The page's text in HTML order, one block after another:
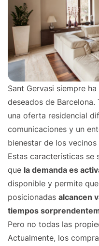
Sant Gervasi siempre
deseados de
una oferta residencial
comunicaciones y un
bienestar de los vecinos
Estas características se
que la demanda es
disponible y permite
posicionadas alcancen
tiempos
Pero no todas las
Actualmente, los